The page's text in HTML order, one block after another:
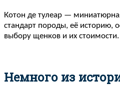
Котон де тулеар —
стандарт породы, её историю,
выбору щенков и их
Немного из